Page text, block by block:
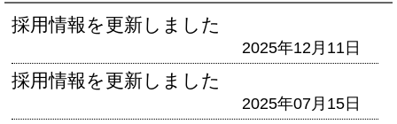
採用情報を更新しました
2025年12月11日
採用情報を更新しました
2025年07月15日